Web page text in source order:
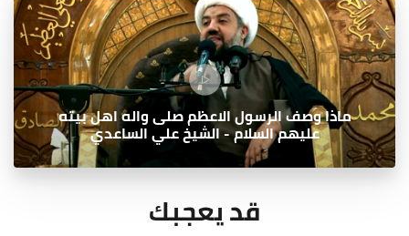
ماذا وصف الرسول الاعظم صلى واله اهل بيته
عليهم السلام - الشيخ علي الساعدي
قد يعجبك